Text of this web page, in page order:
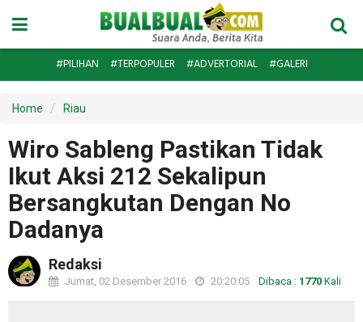
#PILIHAN #TERPOPULER #ADVERTORIAL #GALERI
Home Riau
Wiro Sableng Pastikan Tidak
Ikut Aksi 212 Sekalipun
Bersangkutan Dengan No
Dadanya
Redaksi
Jumat, 02 Desember 2016 20:20:05 Dibaca : 1770 Kali